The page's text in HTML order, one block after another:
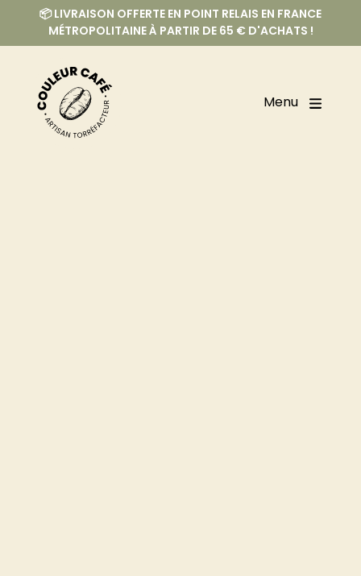
📦 LIVRAISON OFFERTE EN POINT RELAIS EN FRANCE
MÉTROPOLITAINE À PARTIR DE 65 € D'ACHATS !
Menu